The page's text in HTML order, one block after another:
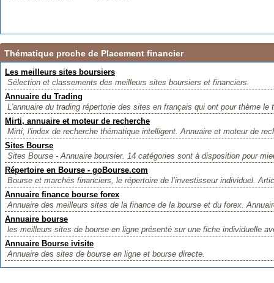
Thématique proche de Placement financier
Les meilleurs sites boursiers
Sélection et classements des meilleurs sites boursiers et financiers.
Annuaire du Trading
L'annuaire du trading répertorie des sites en français qui ont pour thème le
Mirti, annuaire et moteur de recherche
Mirti, l'index de recherche thématique intelligent. Annuaire et moteur de
Sites Bourse
Sites Bourse - Annuaire boursier. 14 catégories sont à disposition pour
Répertoire en Bourse - goBourse.com
Bourse et marchés financiers, le répertoire de l’investisseur individuel.
Annuaire finance bourse forex
Annuaire des meilleurs sites de la finance de la bourse et du forex.
Annuaire bourse
les meilleurs sites de bourse en ligne présenté sur une fiche individuelle
Annuaire Bourse ivisite
Annuaire des sites de bourse en ligne et bourse directe.